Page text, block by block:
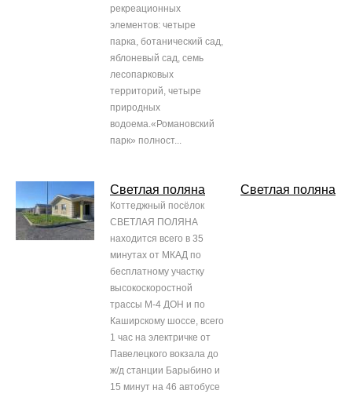
рекреационных
элементов: четыре
парка, ботанический сад,
яблоневый сад, семь
лесопарковых
территорий, четыре
природных
водоема.«Романовский
парк» полност...
Светлая поляна
Коттеджный посёлок
СВЕТЛАЯ ПОЛЯНА
находится всего в 35
минутах от МКАД по
бесплатному участку
высокоскоростной
трассы М-4 ДОН и по
Каширскому шоссе, всего
1 час на электричке от
Павелецкого вокзала до
ж/д станции Барыбино и
15 минут на 46 автобусе
Светлая поляна